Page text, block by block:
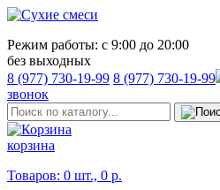
Режим работы: с 9:00 до 20:00
без выходных
8 (977) 730-19-99 8 (977) 730-19-99
звонок
корзина
Товаров: 0 шт., 0 р.